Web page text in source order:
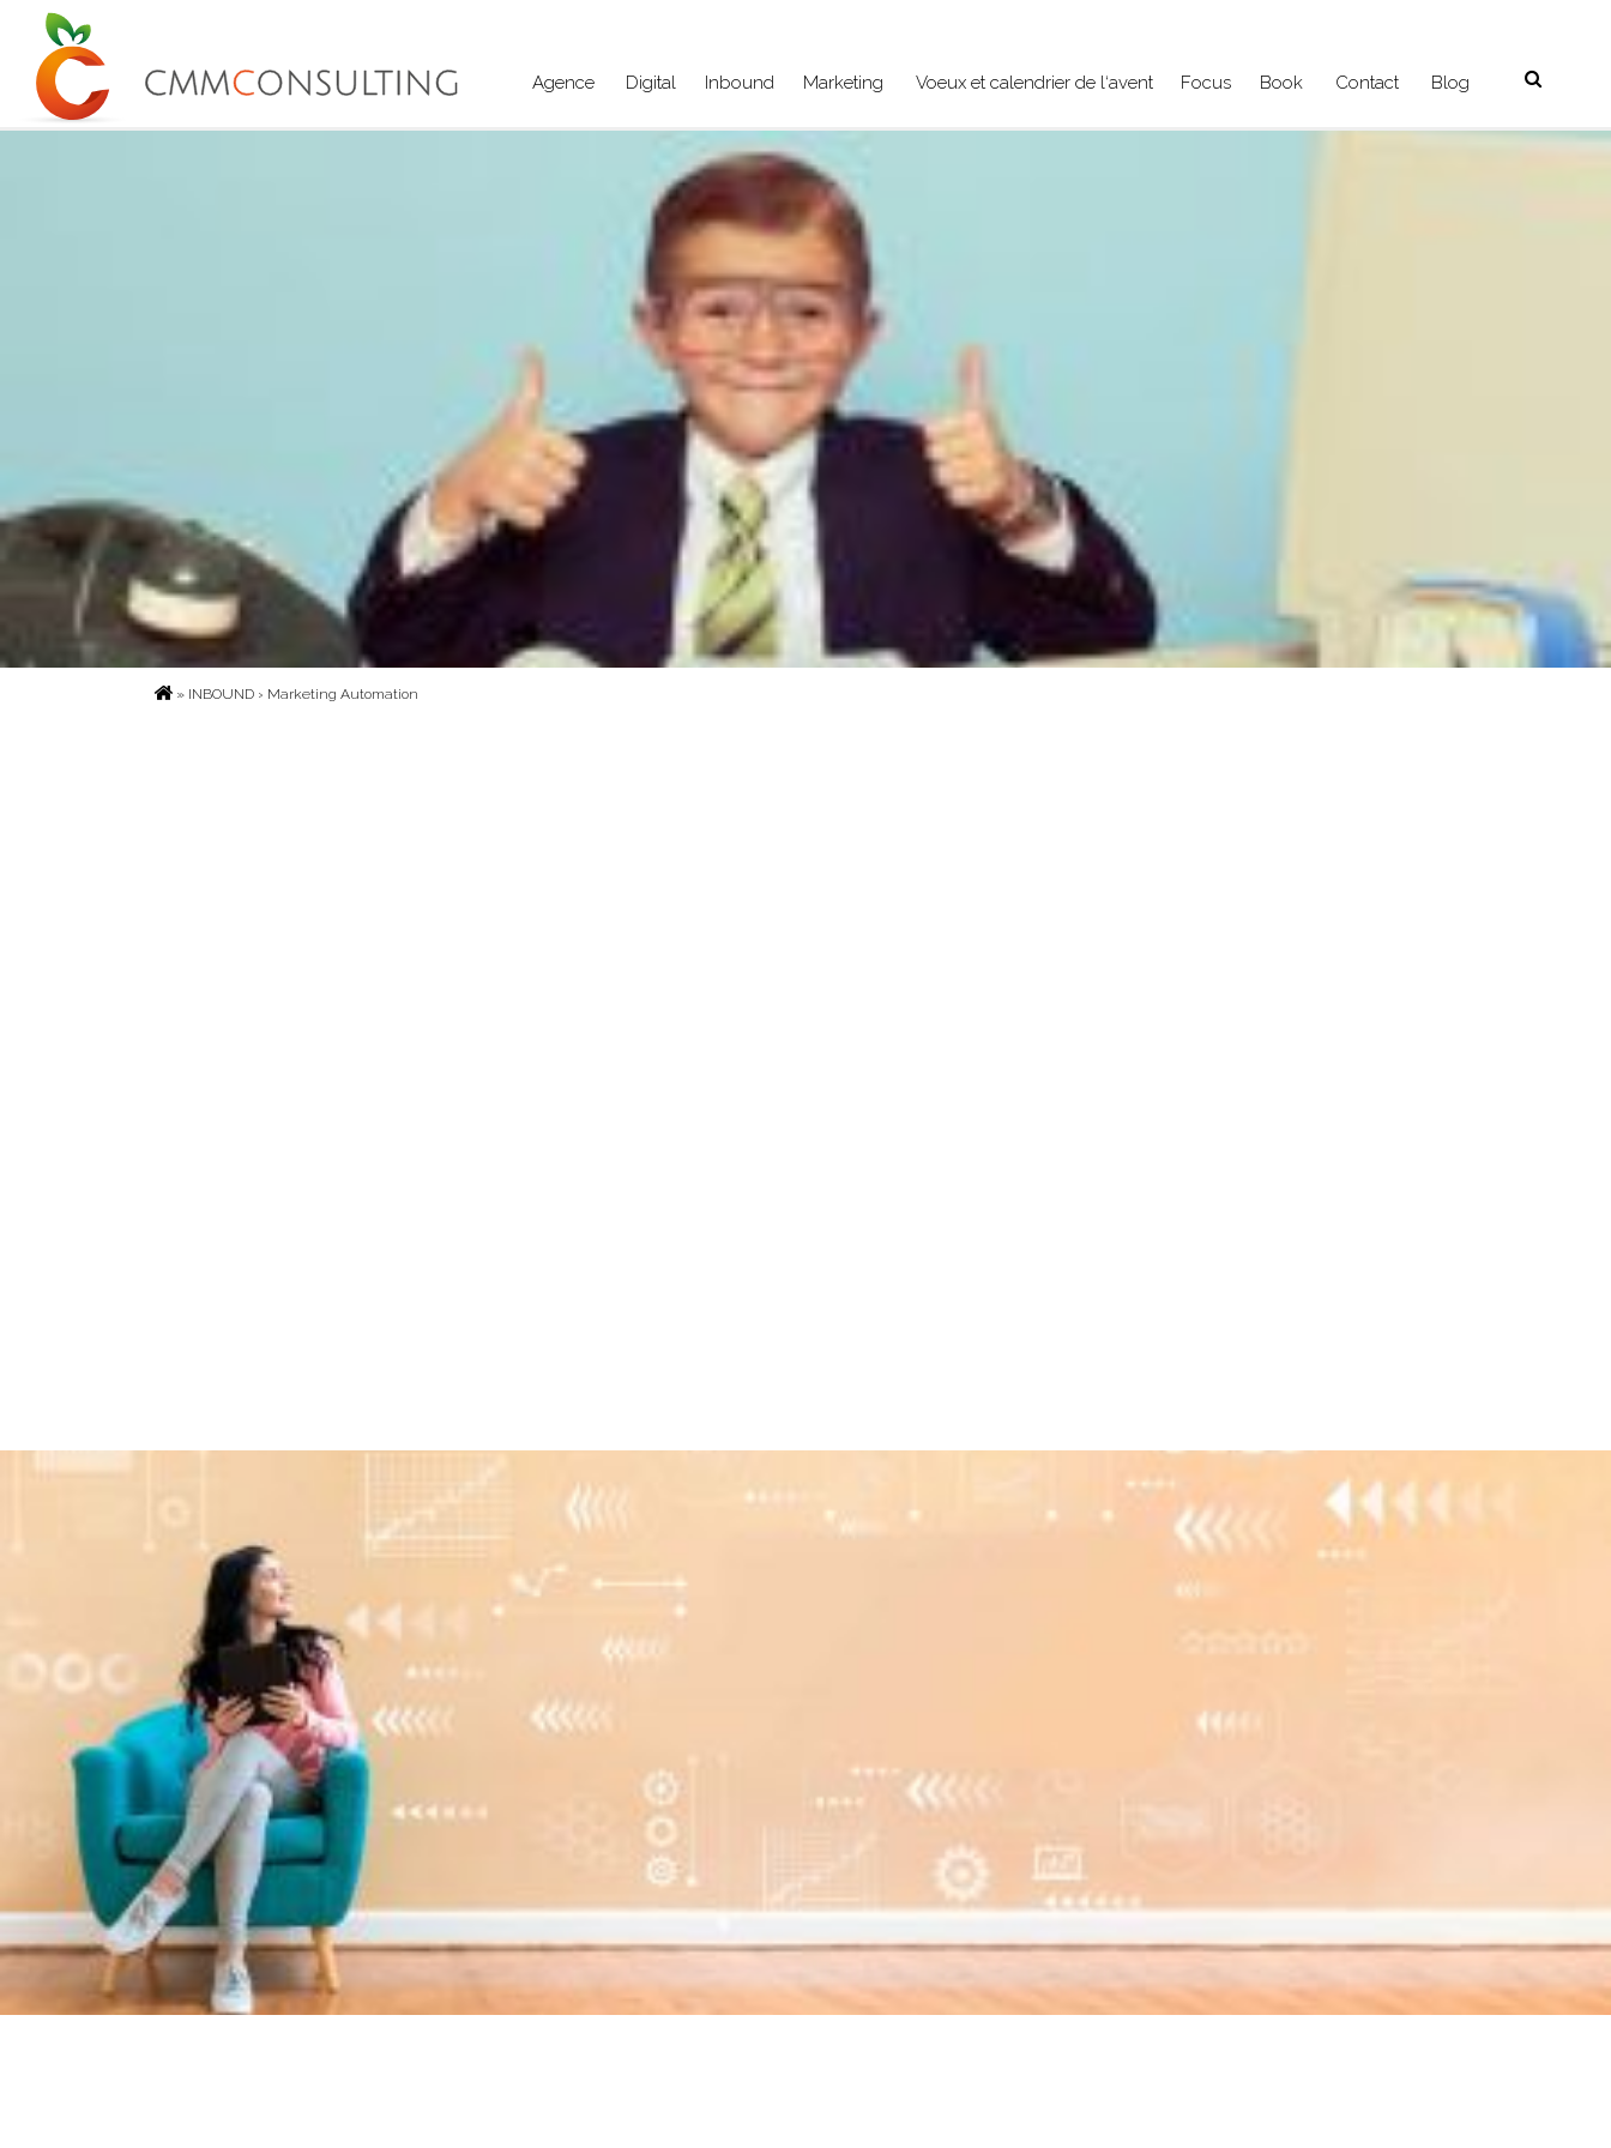
Agence Digital Inbound Marketing Voeux et calendrier de l‘avent Focus Book Contact Blog
» INBOUND› Marketing Automation